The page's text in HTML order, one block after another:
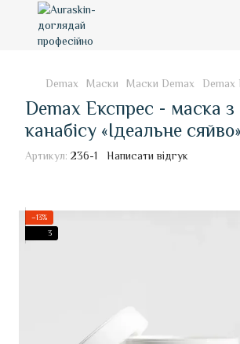
Demax Маски Маски Demax Demax
Demax Експрес - маска
канабісу «Ідеальне
Артикул: 236-1 Написати відгук
−13%
3